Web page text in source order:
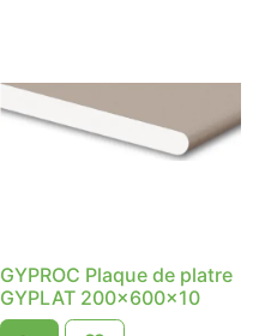
GYPROC Plaque de platre
GYPLAT 200x600x10